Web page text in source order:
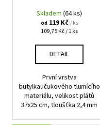
Skladem (64 ks)
od 119 Kč/ ks
Měrná
109,75 Kč / 1 ks
DETAIL
První vrstva
butylkaučukového tlumícího
materiálu, velikost plátů
37x25 cm, tloušťka 2,4 mm